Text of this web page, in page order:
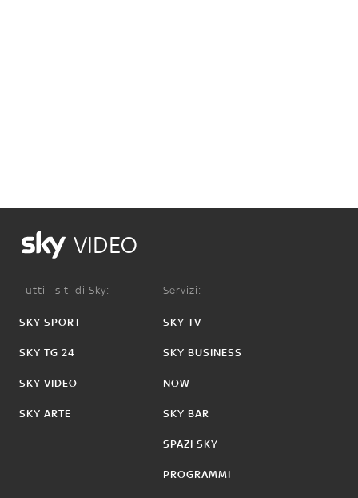
VIDEO
Tutti i siti di Sky:
SKY SPORT
SKY TG 24
SKY VIDEO
SKY ARTE
Servizi:
SKY TV
SKY BUSINESS
NOW
SKY BAR
SPAZI SKY
PROGRAMMI